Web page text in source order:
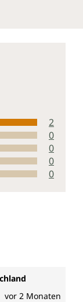
2
0
0
0
0
vor 2 Monaten